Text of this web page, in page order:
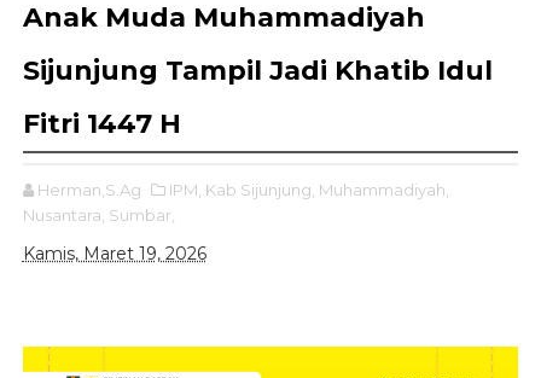
Anak Muda Muhammadiyah
Sijunjung Tampil Jadi Khatib Idul
Fitri 1447 H
Herman,S.Ag IPM, Kab Sijunjung, Muhammadiyah,
Nusantara, Sumbar,
Kamis, Maret 19, 2026